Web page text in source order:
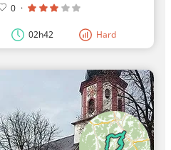
0 ·
02h42 Hard